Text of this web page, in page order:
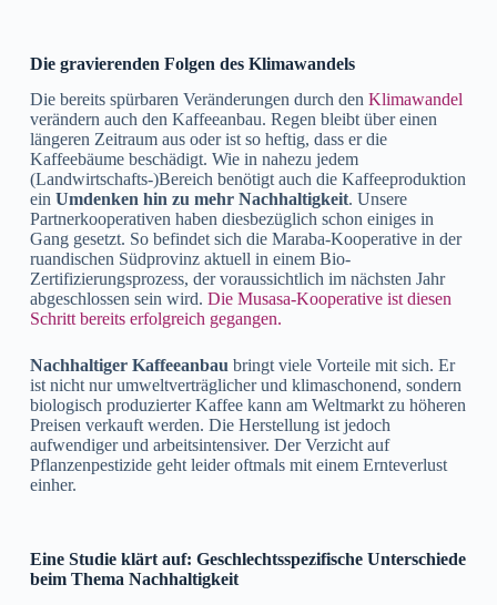
Die gravierenden Folgen des Klimawandels
Die bereits spürbaren Veränderungen durch den Klimawandel
verändern auch den Kaffeeanbau. Regen bleibt über einen
längeren Zeitraum aus oder ist so heftig, dass er die
Kaffeebäume beschädigt. Wie in nahezu jedem
(Landwirtschafts-)Bereich benötigt auch die Kaffeeproduktion
ein Umdenken hin zu mehr Nachhaltigkeit. Unsere
Partnerkooperativen haben diesbezüglich schon einiges in
Gang gesetzt. So befindet sich die Maraba-Kooperative in der
ruandischen Südprovinz aktuell in einem Bio-
Zertifizierungsprozess, der voraussichtlich im nächsten Jahr
abgeschlossen sein wird. Die Musasa-Kooperative ist diesen
Schritt bereits erfolgreich gegangen.
Nachhaltiger Kaffeeanbau bringt viele Vorteile mit sich. Er
ist nicht nur umweltverträglicher und klimaschonend, sondern
biologisch produzierter Kaffee kann am Weltmarkt zu höheren
Preisen verkauft werden. Die Herstellung ist jedoch
aufwendiger und arbeitsintensiver. Der Verzicht auf
Pflanzenpestizide geht leider oftmals mit einem Ernteverlust
einher.
Eine Studie klärt auf: Geschlechtsspezifische Unterschiede
beim Thema Nachhaltigkeit